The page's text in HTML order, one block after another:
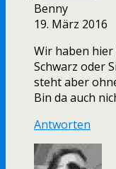
Benny
19. März 2016
Wir haben hier
Schwarz oder
steht aber
Bin da auch
Antworten